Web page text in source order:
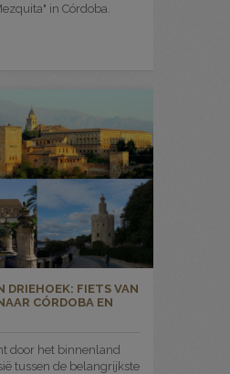
in Córdoba.
DRIEHOEK: FIETS VAN
CÓRDOBA EN
door het binnenland
tussen de belangrijkste